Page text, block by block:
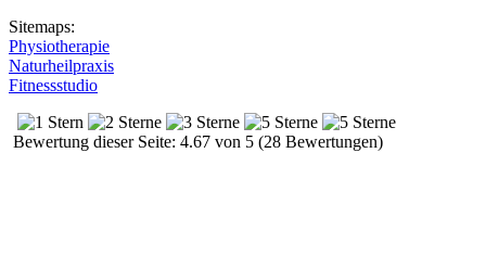
Sitemaps:
Physiotherapie
Naturheilpraxis
Fitnessstudio
Bewertung dieser Seite: 4.67 von 5 (28 Bewertungen)